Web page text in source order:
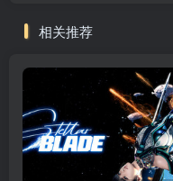
相关推荐